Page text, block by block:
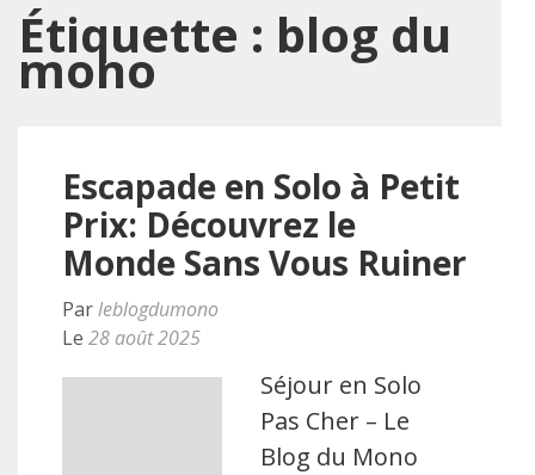
Étiquette : blog du
mono
Escapade en Solo à Petit
Prix: Découvrez le
Monde Sans Vous Ruiner
Parleblogdumono
Le 28 août 2025
Séjour en Solo
Pas Cher – Le
Blog du Mono